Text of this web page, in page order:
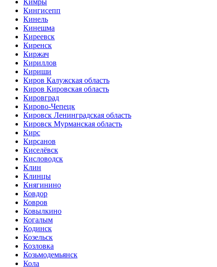
Кимры
Кингисепп
Кинель
Кинешма
Киреевск
Киренск
Киржач
Кириллов
Кириши
Киров Калужская область
Киров Кировская область
Кировград
Кирово-Чепецк
Кировск Ленинградская область
Кировск Мурманская область
Кирс
Кирсанов
Киселёвск
Кисловодск
Клин
Клинцы
Княгинино
Ковдор
Ковров
Ковылкино
Когалым
Кодинск
Козельск
Козловка
Козьмодемьянск
Кола